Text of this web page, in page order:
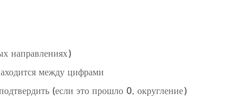
направлениях)
между цифрами
(если это прошло 0, округление)